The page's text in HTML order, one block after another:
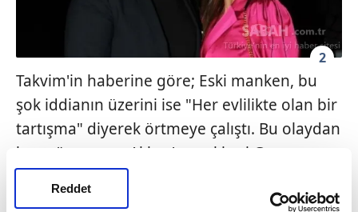
Reddet
2
Takvim'in haberine göre; Eski manken, bu
şok iddianın üzerini ise "Her evlilikte olan bir
tartışma" diyerek örtmeye çalıştı. Bu olaydan
kısa süre sonra Akkuş'un eski eşi Gonca
Derin'in ödenmeyen nafaka borcu yüzünden
Uğur Akkuş'a açtığı haciz davası ve eski eşi